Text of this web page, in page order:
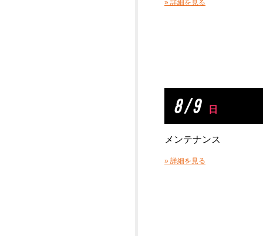
» 詳細を見る
8 / 9 日
メンテナンス
» 詳細を見る